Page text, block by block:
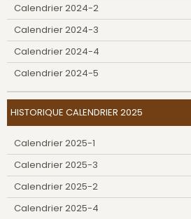
Calendrier 2024-2
Calendrier 2024-3
Calendrier 2024-4
Calendrier 2024-5
HISTORIQUE CALENDRIER 2025
Calendrier 2025-1
Calendrier 2025-3
Calendrier 2025-2
Calendrier 2025-4